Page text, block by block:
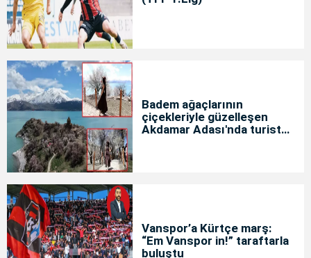
Badem ağaçlarının
çiçekleriyle güzelleşen
Akdamar Adası'nda turist
Vanspor’a Kürtçe marş:
“Em Vanspor in!” taraftarla
buluştu